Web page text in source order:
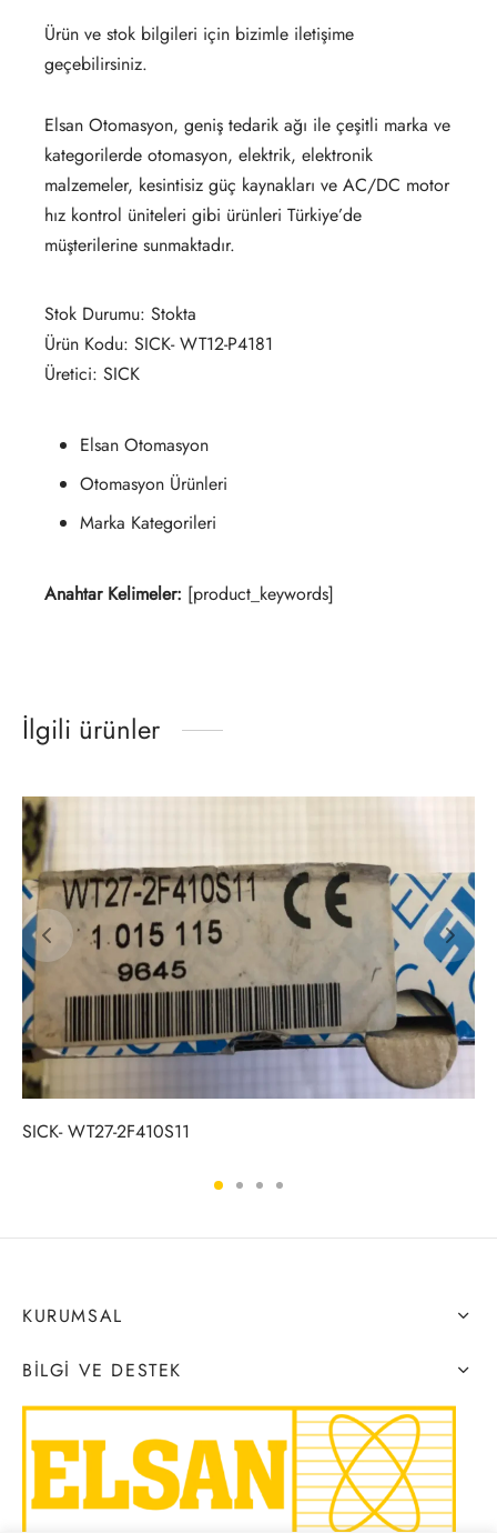
Ürün ve stok bilgileri için bizimle iletişime
geçebilirsiniz.
Elsan Otomasyon, geniş tedarik ağı ile çeşitli marka ve
kategorilerde otomasyon, elektrik, elektronik
malzemeler, kesintisiz güç kaynakları ve AC/DC motor
hız kontrol üniteleri gibi ürünleri Türkiye’de
müşterilerine sunmaktadır.
Stok Durumu: Stokta
Ürün Kodu: SICK- WT12-P4181
Üretici: SICK
Elsan Otomasyon
Otomasyon Ürünleri
Marka Kategorileri
Anahtar Kelimeler: [product_keywords]
İlgili ürünler
SICK- WT27-2F410S11
KURUMSAL
BILGI VE DESTEK